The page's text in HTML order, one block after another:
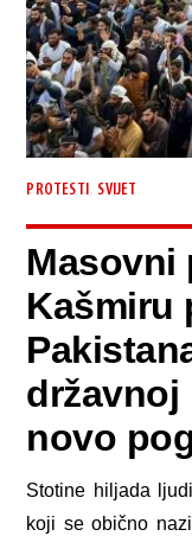
PROTESTI SVIJET
Masovni
Kašmiru
državnoj
novo
Stotine hiljada
koji se obično